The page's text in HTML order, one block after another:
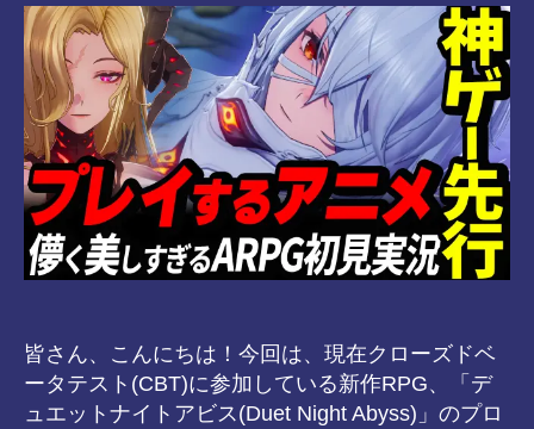
8-
vr
皆さん、こんにちは！今回は、現在クローズドベ
ータテスト(CBT)に参加している新作RPG、「デ
ュエットナイトアビス(Duet Night Abyss)」のプロ